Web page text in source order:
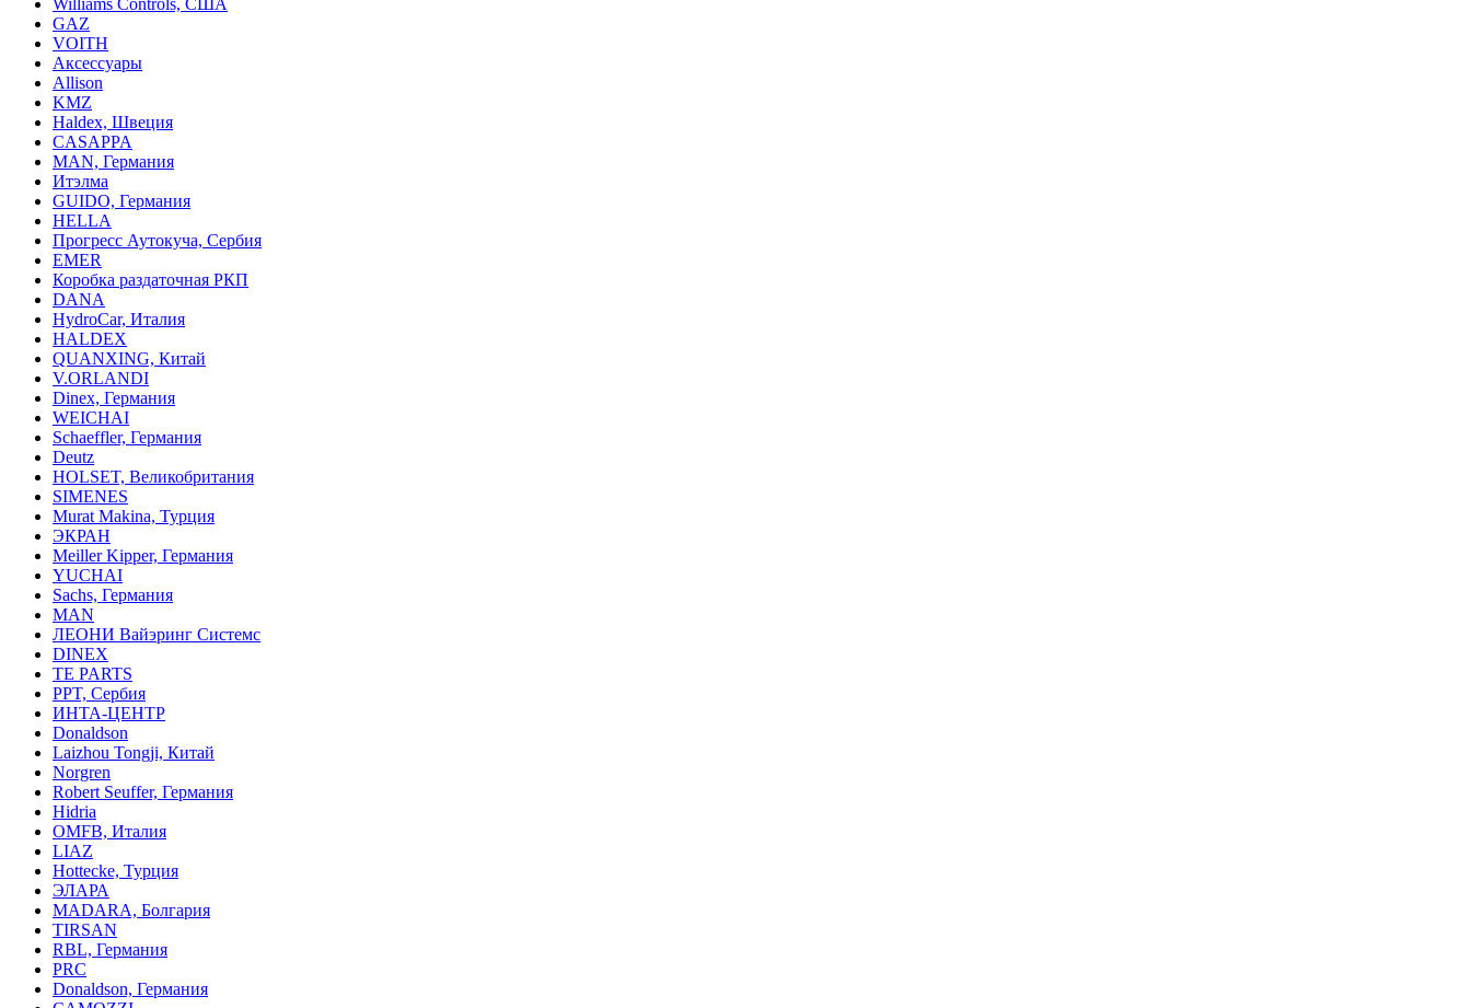
Williams Controls, США
GAZ
VOITH
Аксессуары
Allison
KMZ
Haldex, Швеция
CASAPPA
MAN, Германия
Итэлма
GUIDO, Германия
HELLA
Прогресс Аутокуча, Сербия
EMER
Коробка раздаточная РКП
DANA
HydroCar, Италия
HALDEX
QUANXING, Китай
V.ORLANDI
Dinex, Германия
WEICHAI
Schaeffler, Германия
Deutz
HOLSET, Великобритания
SIMENES
Murat Makina, Турция
ЭКРАН
Meiller Kipper, Германия
YUCHAI
Sachs, Германия
MAN
ЛЕОНИ Вайэринг Системс
DINEX
TE PARTS
PPT, Сербия
ИНТА-ЦЕНТР
Donaldson
Laizhou Tongji, Китай
Norgren
Robert Seuffer, Германия
Hidria
OMFB, Италия
LIAZ
Hottecke, Турция
ЭЛАРА
MADARA, Болгария
TIRSAN
RBL, Германия
PRC
Donaldson, Германия